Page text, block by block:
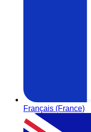
Français (France)